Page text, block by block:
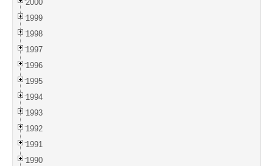
2000
1999
1998
1997
1996
1995
1994
1993
1992
1991
1990